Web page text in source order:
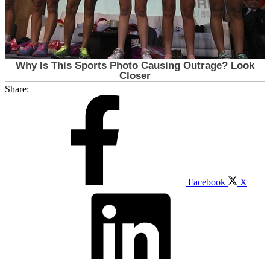
Share:
Facebook X